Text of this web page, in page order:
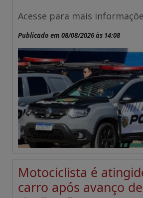
Acesse para mais
Publicado em 08/08/2026 às 14:08
Motociclista é
carro após avanço de